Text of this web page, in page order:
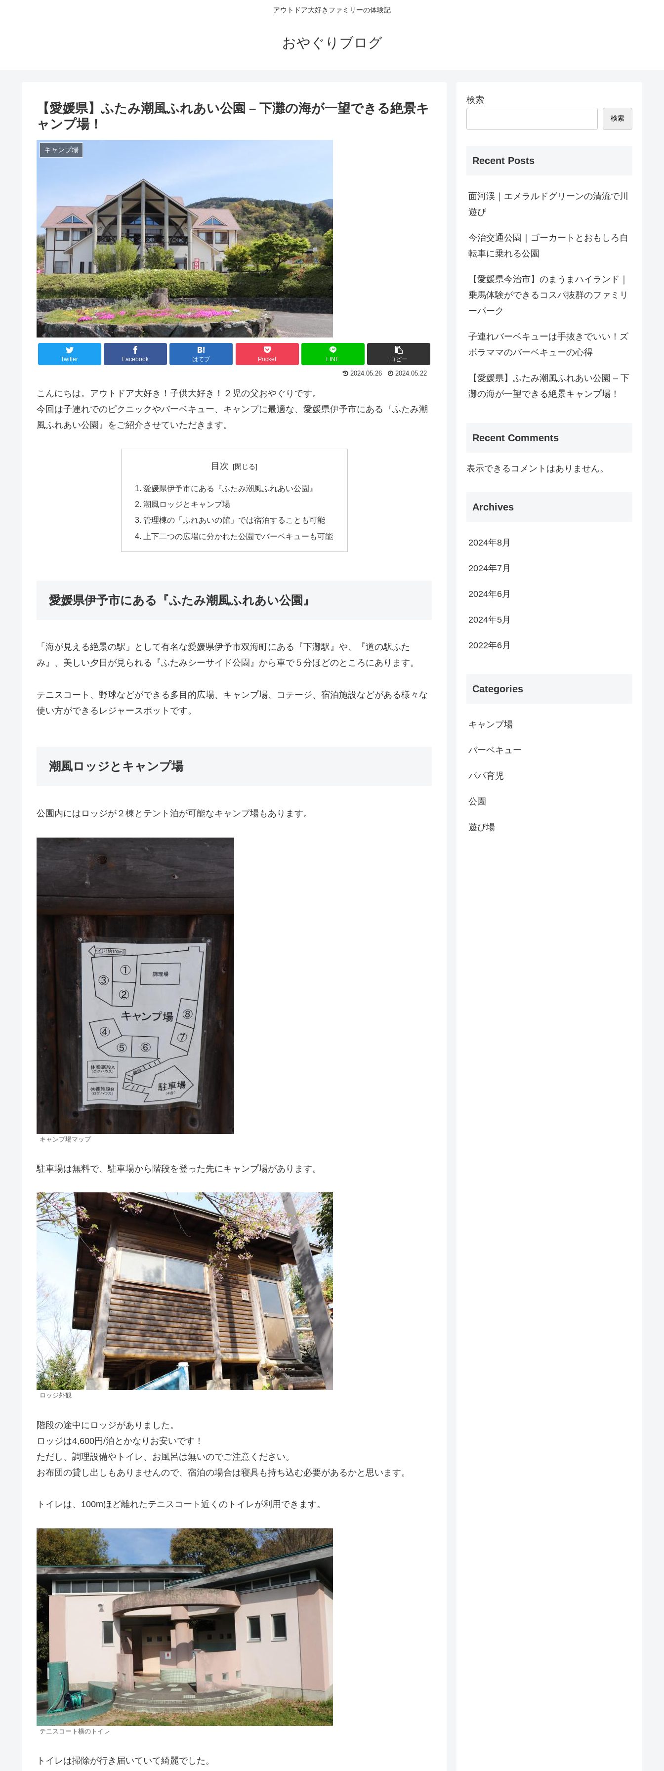
アウトドア大好きファミリーの体験記
おやぐりブログ
【愛媛県】ふたみ潮風ふれあい公園 – 下灘の海が一望できる絶景キ
ャンプ場！
キャンプ場
Twitter Facebook はてブ Pocket LINE コピー
2024.05.26 2024.05.22
こんにちは。アウトドア大好き！子供大好き！２児の父おやぐりです。
今回は子連れでのピクニックやバーベキュー、キャンプに最適な、愛媛県伊予市にある『ふたみ潮
風ふれあい公園』をご紹介させていただきます。
目次
愛媛県伊予市にある『ふたみ潮風ふれあい公園』
潮風ロッジとキャンプ場
管理棟の「ふれあいの館」では宿泊することも可能
上下二つの広場に分かれた公園でバーベキューも可能
愛媛県伊予市にある『ふたみ潮風ふれあい公園』
「海が見える絶景の駅」として有名な愛媛県伊予市双海町にある『下灘駅』や、『道の駅ふた
み』、美しい夕日が見られる『ふたみシーサイド公園』から車で５分ほどのところにあります。
テニスコート、野球などができる多目的広場、キャンプ場、コテージ、宿泊施設などがある様々な
使い方ができるレジャースポットです。
潮風ロッジとキャンプ場
公園内にはロッジが２棟とテント泊が可能なキャンプ場もあります。
キャンプ場マップ
駐車場は無料で、駐車場から階段を登った先にキャンプ場があります。
ロッジ外観
階段の途中にロッジがありました。
ロッジは4,600円/泊とかなりお安いです！
ただし、調理設備やトイレ、お風呂は無いのでご注意ください。
お布団の貸し出しもありませんので、宿泊の場合は寝具も持ち込む必要があるかと思います。
トイレは、100mほど離れたテニスコート近くのトイレが利用できます。
テニスコート横のトイレ
トイレは掃除が行き届いていて綺麗でした。
検索
検索
Recent Posts
面河渓｜エメラルドグリーンの清流で川
遊び
今治交通公園｜ゴーカートとおもしろ自
転車に乗れる公園
【愛媛県今治市】のまうまハイランド｜
乗馬体験ができるコスパ抜群のファミリ
ーパーク
子連れバーベキューは手抜きでいい！ズ
ボラママのバーベキューの心得
【愛媛県】ふたみ潮風ふれあい公園 – 下
灘の海が一望できる絶景キャンプ場！
Recent Comments
表示できるコメントはありません。
Archives
2024年8月
2024年7月
2024年6月
2024年5月
2022年6月
Categories
キャンプ場
バーベキュー
パパ育児
公園
遊び場